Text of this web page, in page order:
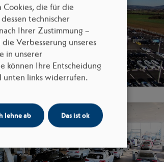
die für die
technischer
Ihrer Zustimmung –
Verbesserung unseres
in unserer
können Ihre Entscheidung
unten links widerrufen.
lehne ab Das ist ok